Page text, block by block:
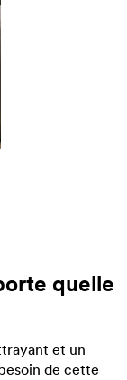
quelle
et un
de cette